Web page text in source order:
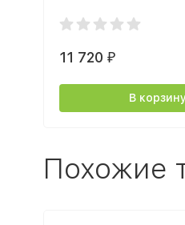
11 720 ₽
В корзину
Похожие